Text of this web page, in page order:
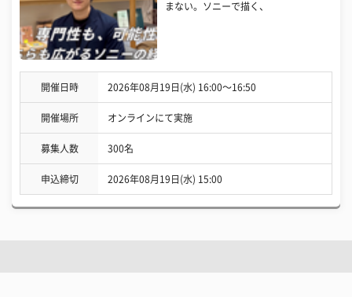
まない。ソニーで描く、
開催日時 2026年08月19日(水) 16:00〜16:50
開催場所 オンラインにて実施
募集人数 300名
申込締切 2026年08月19日(水) 15:00